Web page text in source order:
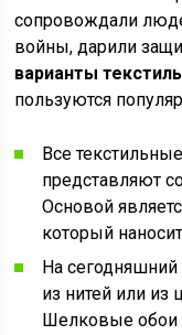
сопровождали
войны, дарили
варианты
пользуются
Все
представляют
Основой
который
На
из нитей или из
Шелковые обои